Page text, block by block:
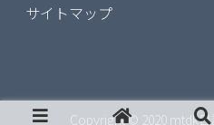
サイトマップ
Copyright © 2020 mtdk日